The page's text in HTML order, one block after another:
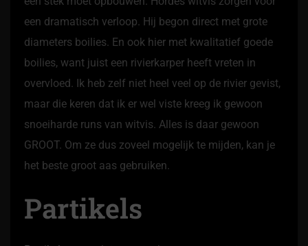
een dramatisch verloop. Hij begon direct met grote
diameters boilies. En ook hier met kwalitatief goede
boilies, want juist een rivierkarper heeft vreten in
overvloed. Ik heb zelf niet heel veel op de rivier gevist,
maar die keren dat ik er wel viste kreeg ik gewoon
snoeiharde runs van witvis. Alles is daar gewoon
GROOT. Om ze dus zoveel mogelijk te mijden, kan je
het beste groot aas gebruiken.
Partikels